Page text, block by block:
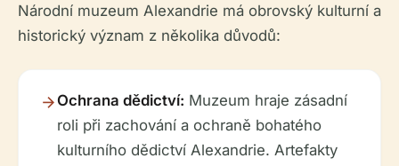
Národní muzeum Alexandrie má obrovský kulturní a
historický význam z několika důvodů:
Ochrana dědictví: Muzeum hraje zásadní
roli při zachování a ochraně bohatého
kulturního dědictví Alexandrie. Artefakty